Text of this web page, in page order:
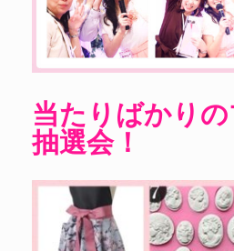
当たりばかり
抽選会！